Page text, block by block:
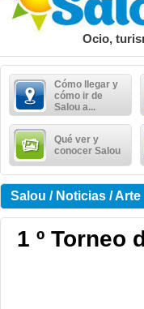
Ocio,
Cómo llegar y
cómo ir de
Salou a...
Qué ver y
conocer Salou
Salou / Noticias / Arte
1 º Torneo